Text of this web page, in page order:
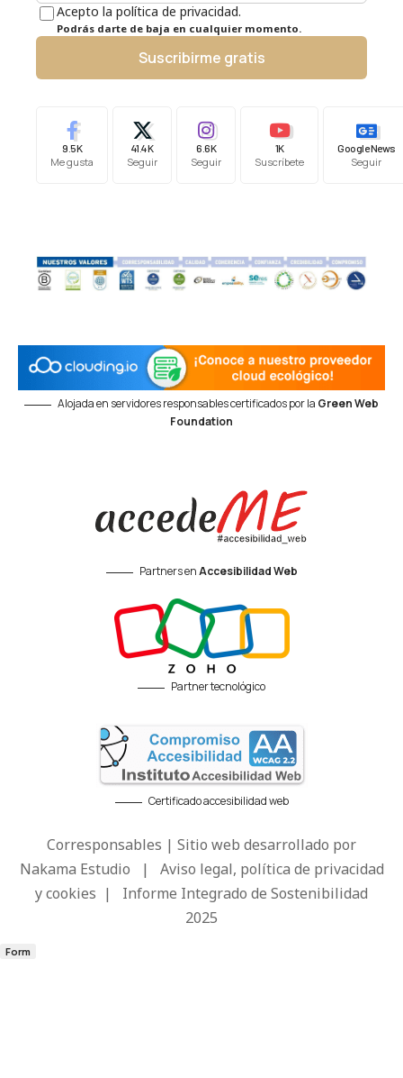
Acepto la política de privacidad.
Podrás darte de baja en cualquier momento.
Suscribirme gratis
9.5K
Me gusta
41.4K
Seguir
6.6K
Seguir
1K
Suscríbete
Google News
Seguir
Alojada en servidores responsables certificados por la Green Web
Foundation
Partners enAccesibilidad Web
Partner tecnológico
Certificado accesibilidad web
Corresponsables | Sitio web desarrollado por
Nakama Estudio | Aviso legal, política de privacidad
y cookies | Informe Integrado de Sostenibilidad
2025
Form